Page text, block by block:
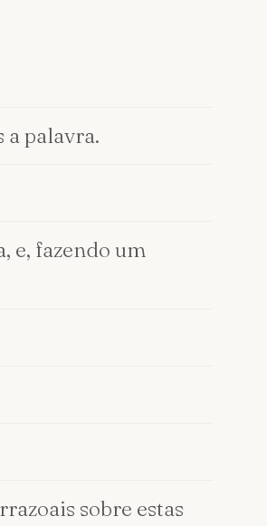
a palavra.
e, fazendo um
sobre estas